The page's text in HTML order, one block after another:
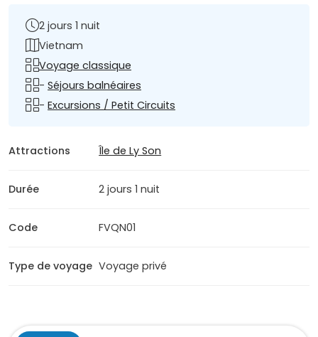
2 jours 1 nuit
Vietnam
Voyage classique
- Séjours balnéaires
- Excursions / Petit Circuits
Attractions Île de Ly Son
Durée 2 jours 1 nuit
Code FVQN01
Type de voyage Voyage privé